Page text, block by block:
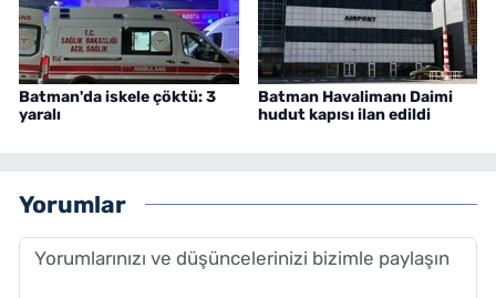
Batman'da iskele çöktü: 3
yaralı
Batman Havalimanı Daimi
hudut kapısı ilan edildi
Yorumlar